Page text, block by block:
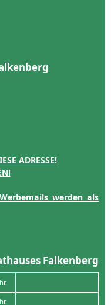
ADRESSE!
werden als
Falkenberg